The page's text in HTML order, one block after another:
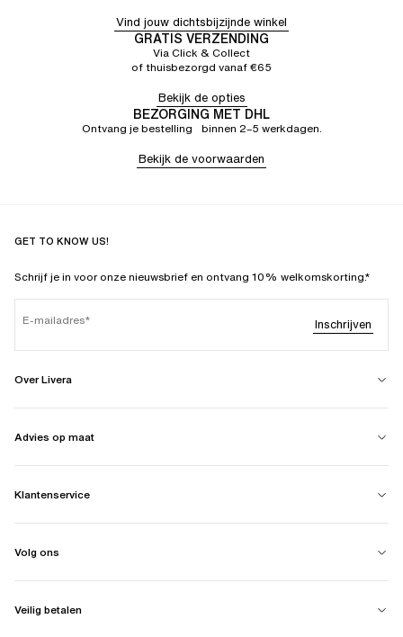
Vind jouw dichtsbijzijnde winkel
GRATIS VERZENDING
Via Click & Collect
of thuisbezorgd vanaf €65
Bekijk de opties
BEZORGING MET DHL
Ontvang je bestelling binnen 2–5 werkdagen.
Bekijk de voorwaarden
GET TO KNOW US!
Schrijf je in voor onze nieuwsbrief en ontvang 10% welkomskorting.*
E-mailadres Inschrijven
Over Livera
Advies op maat
Klantenservice
Volg ons
Veilig betalen